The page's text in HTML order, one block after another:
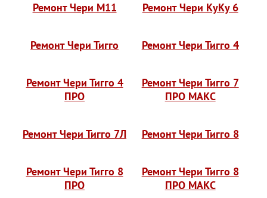
Ремонт Чери М11 Ремонт Чери КуКу 6
Ремонт Чери Тигго Ремонт Чери Тигго 4
Ремонт Чери Тигго 4
ПРО
Ремонт Чери Тигго 7
ПРО МАКС
Ремонт Чери Тигго 7Л Ремонт Чери Тигго 8
Ремонт Чери Тигго 8
ПРО
Ремонт Чери Тигго 8
ПРО МАКС